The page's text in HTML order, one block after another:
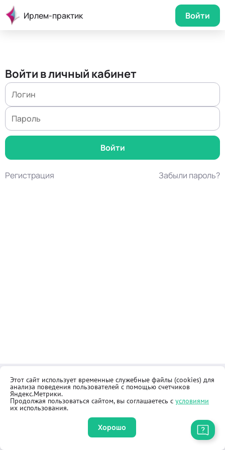
Ирлем-практик Войти
Войти в личный кабинет
Регистрация Забыли пароль?
Контакты
Как купить
Общественная приёмная
Реквизиты
Оферта
Правила продажи товаров
Этот сайт использует временные служебные файлы (cookies) для
анализа поведения пользователей с помощью счетчиков
Яндекс.Метрики.
Продолжая пользоваться сайтом, вы соглашаетесь с условиями
их использования.
Хорошо